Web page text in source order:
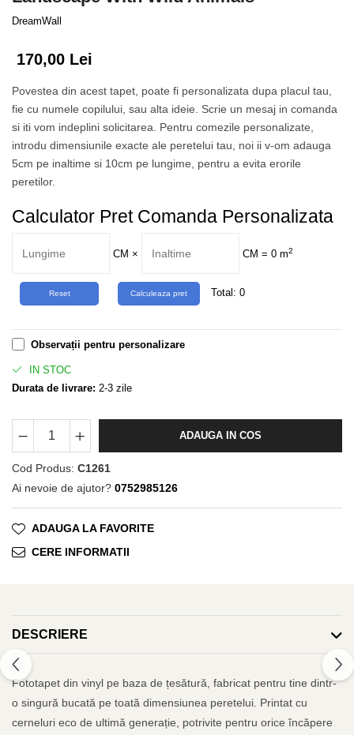
Watercolor
DreamWall
170,00 Lei
Povestea din acest tapet, poate fi personalizata dupa placul tau,
fie cu numele copilului, sau alta ideie. Scrie un mesaj in comanda
si iti vom indeplini solicitarea. Pentru comezile personalizate,
introdu dimensiunile exacte ale peretelui tau, noi ii v-om adauga
5cm pe inaltime si 10cm pe lungime, pentru a evita erorile
peretilor.
Calculator Pret Comanda Personalizata
CM × CM = 0 m2
Total: 0
Observații pentru personalizare
IN STOC
Durata de livrare: 2-3 zile
ADAUGA IN COS
Cod Produs: C1261
Ai nevoie de ajutor? 0752985126
ADAUGA LA FAVORITE
CERE INFORMATII
DESCRIERE
Fototapet din vinyl pe baza de țesătură, fabricat pentru tine dintr-
o singură bucată pe toată dimensiunea peretelui. Printat cu
cerneluri eco de ultimă generație, potrivite pentru orice încăpere